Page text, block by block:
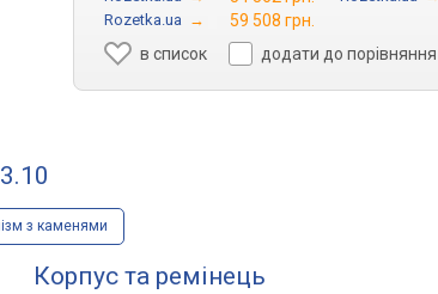
Rozetka.ua →
59 508 грн.
в список
додати до порівняння
з каменями
Корпус та ремінець